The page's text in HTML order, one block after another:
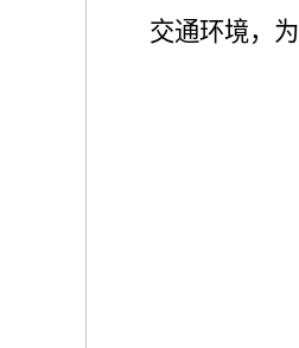
交通环境，为